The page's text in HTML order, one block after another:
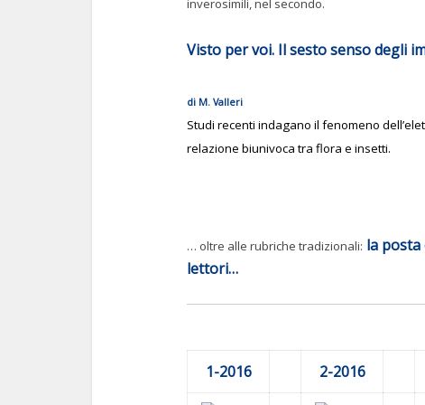
inverosimili, nel secondo.
Visto per voi. Il sesto senso degli
di M. Valleri
Studi recenti indagano il fenomeno
relazione biunivoca tra flora e insetti.
… oltre alle rubriche tradizionali: la
lettori…
1-2016 2-2016